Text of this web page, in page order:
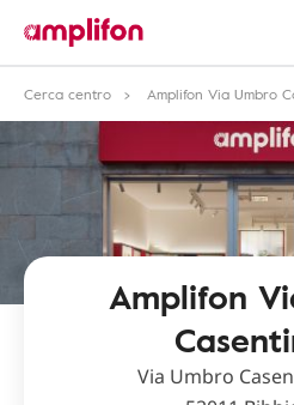
Cerca centro
Amplifon Via Umbro
Amplifon
Via Umbro